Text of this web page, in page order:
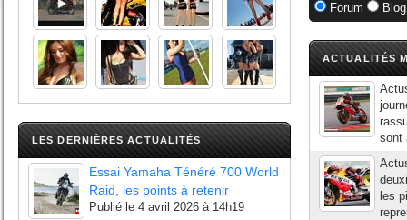
LES DERNIÈRES ACTUALITÉS
Essai Yamaha Ténéré 700 World
Raid, les points à retenir
Publié le 4 avril 2026 à 14h19
Forum
ACTUALITÉS
sont
les